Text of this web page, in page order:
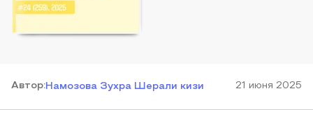
Автор:Намозова Зухра Шерали кизи 21 июня 2025